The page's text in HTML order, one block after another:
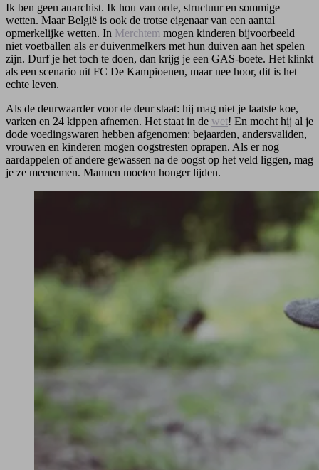
Ik ben geen anarchist. Ik hou van orde, structuur en sommige
wetten. Maar België is ook de trotse eigenaar van een aantal
opmerkelijke wetten. In Merchtem mogen kinderen bijvoorbeeld
niet voetballen als er duivenmelkers met hun duiven aan het spelen
zijn. Durf je het toch te doen, dan krijg je een GAS-boete. Het klinkt
als een scenario uit FC De Kampioenen, maar nee hoor, dit is het
echte leven.
Als de deurwaarder voor de deur staat: hij mag niet je laatste koe,
varken en 24 kippen afnemen. Het staat in de wet! En mocht hij al je
dode voedingswaren hebben afgenomen: bejaarden, andersvaliden,
vrouwen en kinderen mogen oogstresten oprapen. Als er nog
aardappelen of andere gewassen na de oogst op het veld liggen, mag
je ze meenemen. Mannen moeten honger lijden.